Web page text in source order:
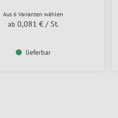
Aus 6 Varianten wählen
ab 0,081 € / St.
lieferbar